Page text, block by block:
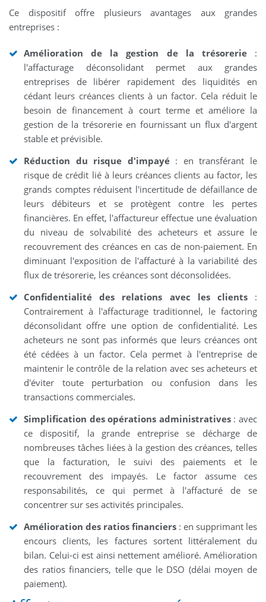
Ce dispositif offre plusieurs avantages aux grandes
entreprises :
Amélioration de la gestion de la trésorerie:
l'affacturage déconsolidant permet aux grandes
entreprises de libérer rapidement des liquidités en
cédant leurs créances clients à un factor. Cela réduit le
besoin de financement à court terme et améliore la
gestion de la trésorerie en fournissant un flux d'argent
stable et prévisible.
Réduction du risque d'impayé: en transférant le
risque de crédit lié à leurs créances clients au factor, les
grands comptes réduisent l'incertitude de défaillance de
leurs débiteurs et se protègent contre les pertes
financières. En effet, l'affactureur effectue une évaluation
du niveau de solvabilité des acheteurs et assure le
recouvrement des créances en cas de non-paiement. En
diminuant l'exposition de l'affacturé à la variabilité des
flux de trésorerie, les créances sont déconsolidées.
Confidentialité des relations avec les clients:
Contrairement à l'affacturage traditionnel, le factoring
déconsolidant offre une option de confidentialité. Les
acheteurs ne sont pas informés que leurs créances ont
été cédées à un factor. Cela permet à l'entreprise de
maintenir le contrôle de la relation avec ses acheteurs et
d'éviter toute perturbation ou confusion dans les
transactions commerciales.
Simplification des opérations administratives: avec
ce dispositif, la grande entreprise se décharge de
nombreuses tâches liées à la gestion des créances, telles
que la facturation, le suivi des paiements et le
recouvrement des impayés. Le factor assume ces
responsabilités, ce qui permet à l'affacturé de se
concentrer sur ses activités principales.
Amélioration des ratios financiers : en supprimant les
encours clients, les factures sortent littéralement du
bilan. Celui-ci est ainsi nettement amélioré. Amélioration
des ratios financiers, telle que le DSO (délai moyen de
paiement).